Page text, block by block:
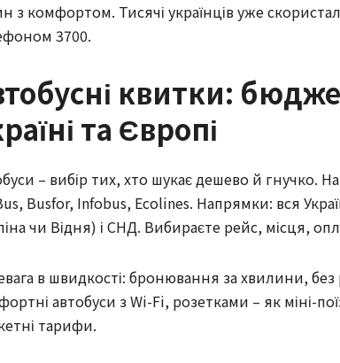
з комфортом. Тисячі українців уже
3700.
квитки:
та Європі
– вибір тих, хто шукає дешево й гнучко.
Busfor, Infobus, Ecolines. Напрямки: вся
чи Відня) і СНД. Вибираєте рейс, місця,
в швидкості: бронювання за хвилини, без
автобуси з Wi-Fi, розетками – як міні-
тарифи.